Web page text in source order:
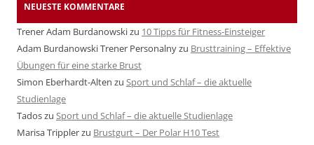
NEUESTE KOMMENTARE
Trener Adam Burdanowskizu 10 Tipps für Fitness-Einsteiger
Adam Burdanowski Trener Personalnyzu Brusttraining – Effektive
Übungen für eine starke Brust
Simon Eberhardt-Alten zu Sport und Schlaf – die aktuelle
Studienlage
Tadoszu Sport und Schlaf – die aktuelle Studienlage
Marisa Tripplerzu Brustgurt – Der Polar H10 Test